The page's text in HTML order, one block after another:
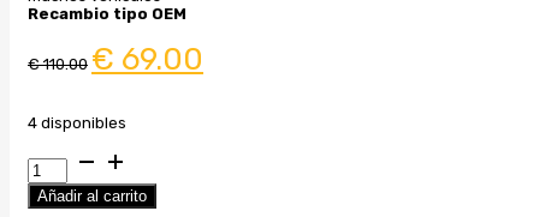
Recambio tipo OEM
€110.00
El
precio
€ 110.00.
€ 69.00
4 disponibles
Balastro
xenon
Valeo
Añadir al carrito